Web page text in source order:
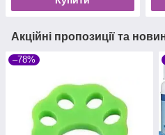
Акційні пропозиції та
–78%